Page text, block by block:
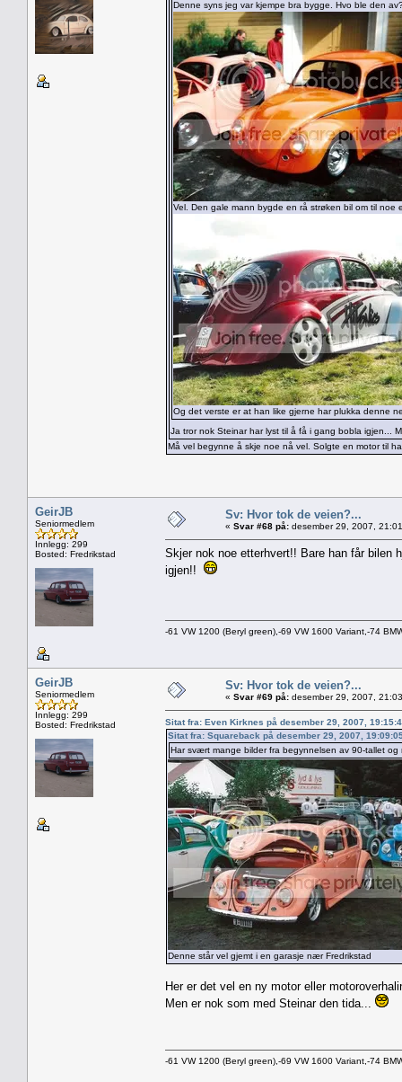
Denne syns jeg var kjempe bra bygge. Hvo ble den
Vel. Den gale mann bygde en rå strøken bil om til noe
Og det verste er at han like gjerne har plukka denne
Ja tror nok Steinar har lyst til å få i gang bobla igjen...
Må vel begynne å skje noe nå vel. Solgte en motor til
GeirJB
Seniormedlem
Innlegg: 299
Bosted: Fredrikstad
Sv: Hvor tok de veien?...
« Svar #68 på: desember 29, 2007,
Skjer nok noe etterhvert!! Bare han får bilen
igjen!!
-61 VW 1200 (Beryl green),-69 VW 1600 Variant,-74
GeirJB
Seniormedlem
Innlegg: 299
Bosted: Fredrikstad
Sv: Hvor tok de veien?...
« Svar #69 på: desember 29, 2007,
Sitat fra: Even Kirknes på desember 29, 2007,
Sitat fra: Squareback på desember 29, 2007,
Har svært mange bilder fra begynnelsen av 90-tallet
Denne står vel gjemt i en garasje nær Fredrikstad
Her er det vel en ny motor eller
Men er nok som med Steinar den tida...
-61 VW 1200 (Beryl green),-69 VW 1600 Variant,-74